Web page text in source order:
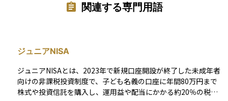
関連する専門用語
ジュニアNISA
ジュニアNISAとは、2023年で新規口座開設が終了した未成年者
向けの非課税投資制度で、子ども名義の口座に年間80万円まで
株式や投資信託を購入し、運用益や配当にかかる約20％の税金